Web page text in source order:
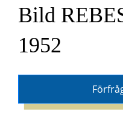
Bild
1952